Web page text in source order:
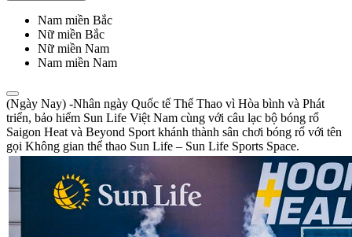
Nam miền Bắc
Nữ miền Bắc
Nữ miền Nam
Nam miền Nam
(Ngày Nay) -Nhân ngày Quốc tế Thể Thao vì Hòa bình và Phát
triển, bảo hiểm Sun Life Việt Nam cùng với câu lạc bộ bóng rổ
Saigon Heat và Beyond Sport khánh thành sân chơi bóng rổ với tên
gọi Không gian thể thao Sun Life – Sun Life Sports Space.